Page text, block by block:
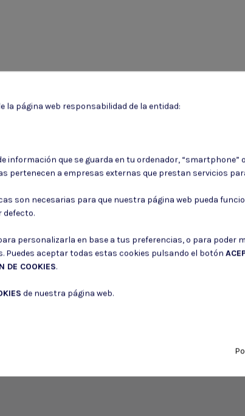
en cualquier momento. Para ello, consulte nuestra información de
de mis datos para los fines indicados en laPolítica de privacidad
de mis datos personales para recibir publicidad de su entidad.
la página web responsabilidad de la entidad:
información que se guarda en tu ordenador, “smartphone”
pertenecen a empresas externas que prestan servicios
son necesarias para que nuestra página web pueda
defecto.
personalizarla en base a tus preferencias, o para poder
Puedes aceptar todas estas cookies pulsando el botón
DE COOKIES.
de nuestra página web.